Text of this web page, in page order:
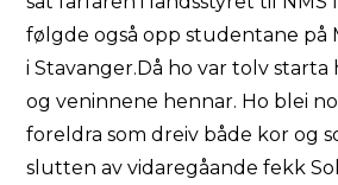
følgde også opp studentane på
i Stavanger.Då ho var tolv starta
og veninnene hennar. Ho blei
foreldra som dreiv både kor og
slutten av vidaregåande fekk